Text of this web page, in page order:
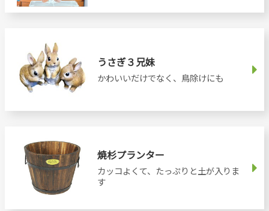
うさぎ３兄妹
かわいいだけでなく、鳥除けにも
焼杉プランター
カッコよくて、たっぷりと土が入りま
す